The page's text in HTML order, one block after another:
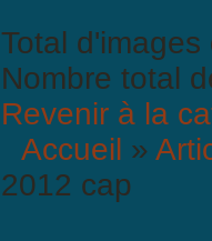
BBCode estactivé
Total
Nombre total
Revenir à la
Accueil »
2012 cap